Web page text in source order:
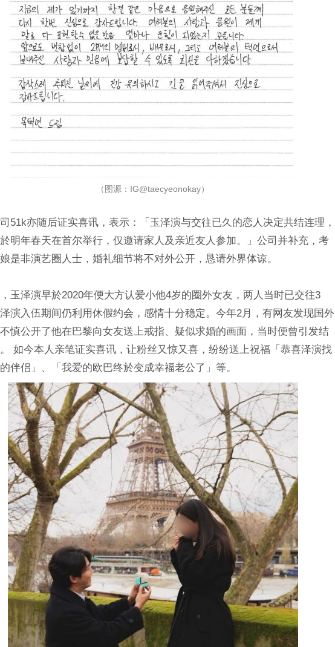
（图源：IG@taecyeonokay）
51k亦随后证实喜讯，表示：「玉泽演与交往已久的恋人决定共结连理，
明年春天在首尔举行，仅邀请家人及亲近友人参加。」公司并补充，考
是非演艺圈人士，婚礼细节将不对外公开，恳请外界体谅。
玉泽演早於2020年便大方认爱小他4岁的圈外女友，两人当时已交往3
演入伍期间仍利用休假约会，感情十分稳定。今年2月，有网友发现国外
慎公开了他在巴黎向女友送上戒指、疑似求婚的画面，当时便曾引发结
如今本人亲笔证实喜讯，让粉丝又惊又喜，纷纷送上祝福「恭喜泽演找
伴侣」、「我爱的欧巴终於变成幸福老公了」等。